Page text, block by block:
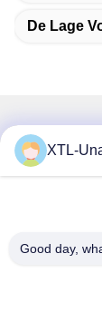
De Lage
Snel
Adres:
Nr 327,
Sichuan,
XTL-
Good day,